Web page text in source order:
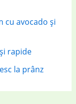
cu avocado și
rapide
la prânz